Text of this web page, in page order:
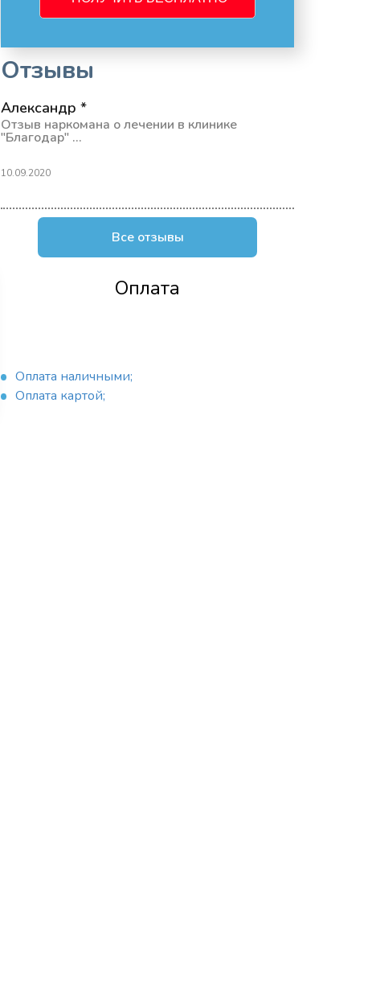
Отзывы
Александр *
Отзыв наркомана о лечении в клинике
"Благодар" ...
10.09.2020
Все отзывы
Оплата
Оплата наличными;
Оплата картой;